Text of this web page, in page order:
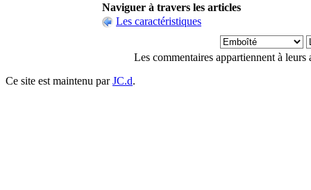
Naviguer à travers les articles
Les caractéristiques
Les commentaires appartiennent à
Ce site est maintenu parJC.d.